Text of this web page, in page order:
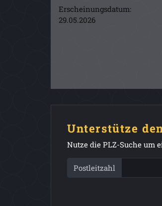
Erscheinungsdatum:
29.05.2026
Unterstütze
Nutze die PLZ-Suche um
Postleitzahl